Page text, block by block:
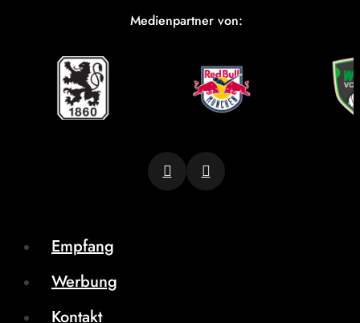
Medienpartner von:
Empfang
Werbung
Kontakt